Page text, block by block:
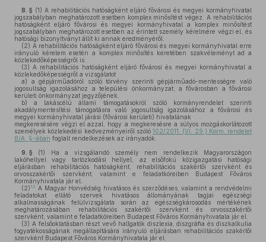
8. § (1) A rehabilitációs hatóságként eljáró fővárosi és megyei kormányhivatal
jogszabályban meghatározott esetben komplex minősítést végez. A rehabilitációs
hatóságként eljáró fővárosi és megyei kormányhivatal a komplex minősítést
jogszabályban meghatározott esetben az érintett személy kérelmére végzi el, és
hatósági bizonyítványt állít ki annak eredményéről.
(2) A rehabilitációs hatóságként eljáró fővárosi és megyei kormányhivatal erre
irányuló kérelem esetén a komplex minősítés keretében szakvéleményt ad a
közlekedőképességről is.
(3) A rehabilitációs hatóságként eljáró fővárosi és megyei kormányhivatal a
közlekedőképességről a vizsgálatot
a) a gépjárműadóról szóló törvény szerinti gépjárműadó-mentességre való
jogosultság igazolásához a települési önkormányzat, a fővárosban a fővárosi
kerületi önkormányzat jegyzőjének,
b) a lakáscélú állami támogatásokról szóló kormányrendelet szerinti
akadálymentesítési támogatásra való jogosultság igazolásához a fővárosi és
megyei kormányhivatal járási (fővárosi kerületi) hivatalának
megkeresésére végzi el azzal, hogy a megkeresésre a súlyos mozgáskorlátozott
személyek közlekedési kedvezményeiről szóló 102/2011. (VI. 29.) Korm. rendelet
8/A. §-ában foglalt rendelkezések az irányadók.
9. § (1)
Ha a vizsgálandó személy nem rendelkezik Magyarországon
lakóhellyel vagy tartózkodási hellyel, az elsőfokú közigazgatási hatósági
eljárásban rehabilitációs hatóságként, rehabilitációs szakértői szervként és
orvosszakértői szervként, valamint e feladatköreiben Budapest Főváros
Kormányhivatala jár el.
(2) 12 A Magyar Honvédség hivatásos és szerződéses, valamint a rendvédelmi
feladatokat ellátó szervek hivatásos állományának tagjai egészségi
alkalmasságának felülvizsgálata során az egészségkárosodás mértékének
meghatározásában rehabilitációs szakértői szervként és orvosszakértői
szervként, valamint e feladatköreiben Budapest Főváros Kormányhivatala jár el.
(3) A felsőoktatásban részt vevő hallgatók diszlexia, diszgráfia és diszkalkulia
fogyatékosságának megállapítására irányuló eljárásban rehabilitációs szakértői
szervként Budapest Főváros Kormányhivatala jár el.